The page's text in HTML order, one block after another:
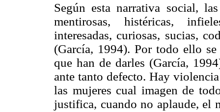
Según esta narrativa social,
mentirosas, histéricas,
interesadas, curiosas, sucias,
(García, 1994). Por todo ello
que han de darles (García,
ante tanto defecto. Hay
las mujeres cual imagen de
justifica, cuando no aplaude, el